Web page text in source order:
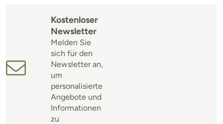
Kostenloser
Newsletter
Melden Sie
sich für den
Newsletter an,
um
personalisierte
Angebote und
Informationen
zu